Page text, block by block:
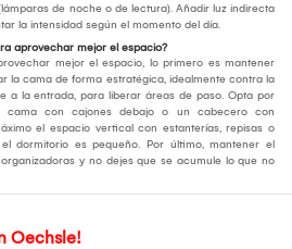
de noche o de lectura). Añadir luz indirecta
la intensidad según el momento del día.
aprovechar mejor el espacio?
mejor el espacio, lo primero es mantener
la cama de forma estratégica, idealmente contra la
a la entrada, para liberar áreas de paso. Opta por
cama con cajones debajo o un cabecero con
el espacio vertical con estanterías, repisas o
dormitorio es pequeño. Por último, mantener el
y no dejes que se acumule lo que no
Oechsle!